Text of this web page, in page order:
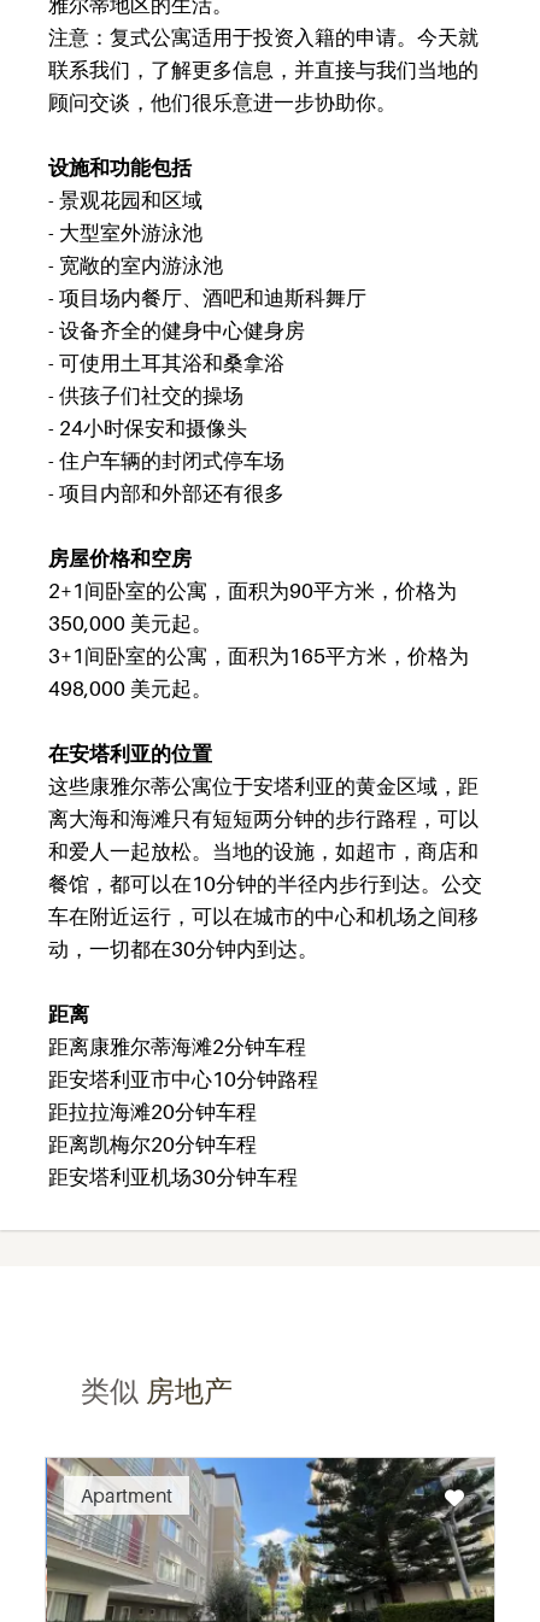
雅尔蒂地区的生活。
注意：复式公寓适用于投资入籍的申请。今天就
联系我们，了解更多信息，并直接与我们当地的
顾问交谈，他们很乐意进一步协助你。
设施和功能包括
- 景观花园和区域
- 大型室外游泳池
- 宽敞的室内游泳池
- 项目场内餐厅、酒吧和迪斯科舞厅
- 设备齐全的健身中心健身房
- 可使用土耳其浴和桑拿浴
- 供孩子们社交的操场
- 24小时保安和摄像头
- 住户车辆的封闭式停车场
- 项目内部和外部还有很多
房屋价格和空房
2+1间卧室的公寓，面积为90平方米，价格为
350,000 美元起。
3+1间卧室的公寓，面积为165平方米，价格为
498,000 美元起。
在安塔利亚的位置
这些康雅尔蒂公寓位于安塔利亚的黄金区域，距
离大海和海滩只有短短两分钟的步行路程，可以
和爱人一起放松。当地的设施，如超市，商店和
餐馆，都可以在10分钟的半径内步行到达。公交
车在附近运行，可以在城市的中心和机场之间移
动，一切都在30分钟内到达。
距离
距离康雅尔蒂海滩2分钟车程
距安塔利亚市中心10分钟路程
距拉拉海滩20分钟车程
距离凯梅尔20分钟车程
距安塔利亚机场30分钟车程
类似 房地产
Apartment
Recommended